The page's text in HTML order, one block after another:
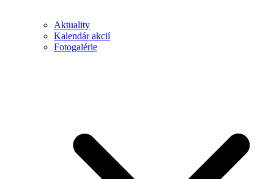
Aktuality
Kalendár akcií
Fotogalérie